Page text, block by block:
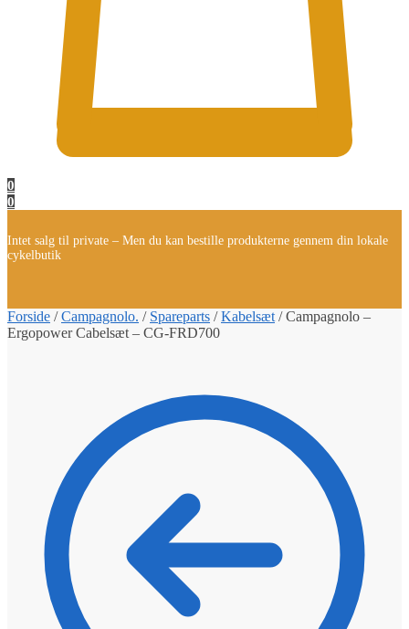
0
0
Intet salg til private – Men du kan bestille produkterne gennem din lokale
cykelbutik
Forside /Campagnolo. / Spareparts /Kabelsæt /Campagnolo –
Ergopower Cabelsæt – CG-FRD700